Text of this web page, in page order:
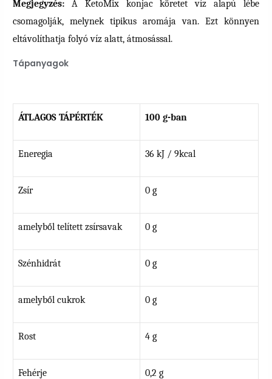
Megjegyzés: A KetoMix konjac köretet víz alapú lébe
csomagolják, melynek tipikus aromája van. Ezt könnyen
eltávolíthatja folyó víz alatt, átmosással.
Tápanyagok
ÁTLAGOS TÁPÉRTÉK 100 g-ban
Eneregia 36 kJ / 9kcal
Zsír 0 g
amelyből telített zsírsavak 0 g
Szénhidrát 0 g
amelyből cukrok 0 g
Rost 4 g
Fehérje 0,2 g